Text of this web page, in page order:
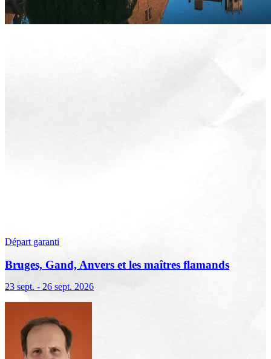
Départ garanti
Bruges, Gand, Anvers et les maîtres flamands
23 sept. - 26 sept. 2026